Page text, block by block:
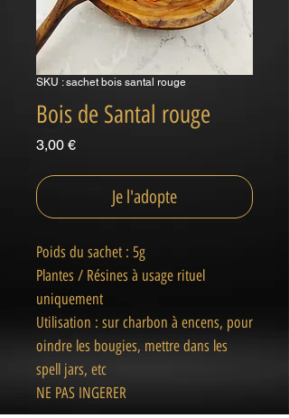
SKU : sachet bois santal rouge
Bois de Santal rouge
3,00 €Prix
Je l'adopte
Poids du sachet : 5g
Plantes / Résines à usage rituel
uniquement
Utilisation : sur charbon à encens, pour
oindre les bougies, mettre dans les
spell jars, etc
NE PAS INGERER